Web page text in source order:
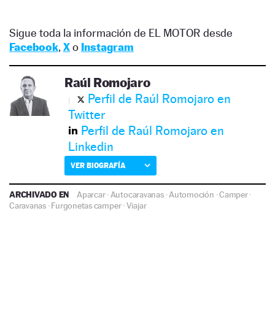
Sigue toda la información de EL MOTOR desde
Facebook, Xo Instagram
Raúl Romojaro
Perfil de Raúl Romojaro en
Twitter
Perfil de Raúl Romojaro en
Linkedin
VER BIOGRAFÍA
ARCHIVADO EN Aparcar· Autocaravanas·Automoción ·Camper·
Caravanas·Furgonetas camper·Viajar